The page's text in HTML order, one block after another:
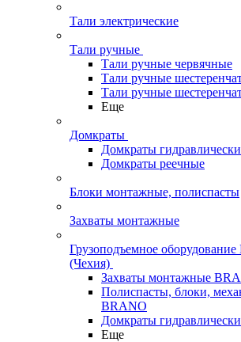
Тали электрические
Тали ручные
Тали ручные червячные
Тали ручные
Тали ручные
Еще
Домкраты
Домкраты
Домкраты реечные
Блоки монтажные, полиспасты
Захваты монтажные
Грузоподъемное
(Чехия)
Захваты монтажные
Полиспасты, блоки,
BRANO
Домкраты
Еще